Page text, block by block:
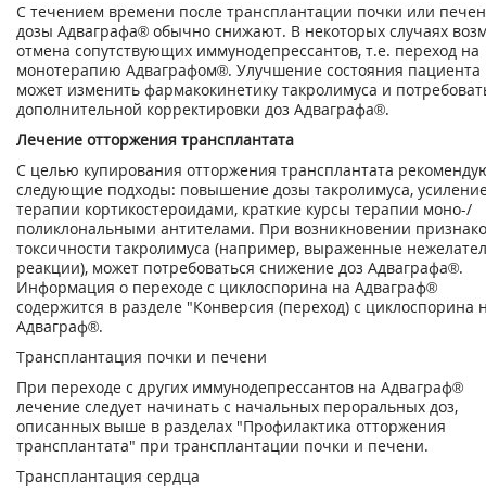
С течением времени после трансплантации почки или
дозы Адваграфа® обычно снижают. В некоторых случаях
отмена сопутствующих иммунодепрессантов, т.е. переход на
монотерапию Адваграфом®. Улучшение состояния пациента
может изменить фармакокинетику такролимуса и
дополнительной корректировки доз Адваграфа®.
Лечение отторжения трансплантата
С целью купирования отторжения трансплантата
следующие подходы: повышение дозы такролимуса,
терапии кортикостероидами, краткие курсы терапии моно-/
поликлональными антителами. При возникновении
токсичности такролимуса (например, выраженные
реакции), может потребоваться снижение доз Адваграфа®.
Информация о переходе с циклоспорина на Адваграф®
содержится в разделе "Конверсия (переход) с циклоспорина
Адваграф®.
Трансплантация почки и печени
При переходе с других иммунодепрессантов на Адваграф®
лечение следует начинать с начальных пероральных доз,
описанных выше в разделах "Профилактика отторжения
трансплантата" при трансплантации почки и печени.
Трансплантация сердца